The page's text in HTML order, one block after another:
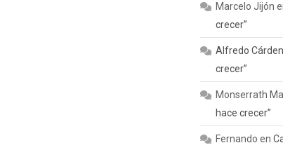
Marcelo Jijón
crecer”
Alfredo
crecer”
Monserrath
hace crecer”
Fernando en